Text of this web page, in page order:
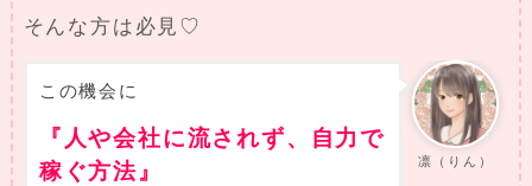
そんな方は必見♡
凛（りん）
この機会に
『人や会社に流されず、自力で
稼ぐ方法』